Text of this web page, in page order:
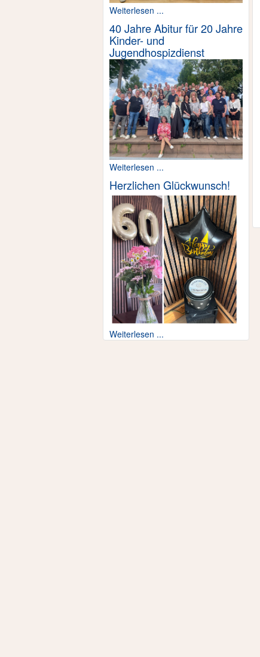
Weiterlesen ...
40 Jahre Abitur für 20 Jahre
Kinder- und
Jugendhospizdienst
Weiterlesen ...
Herzlichen Glückwunsch!
Weiterlesen ...